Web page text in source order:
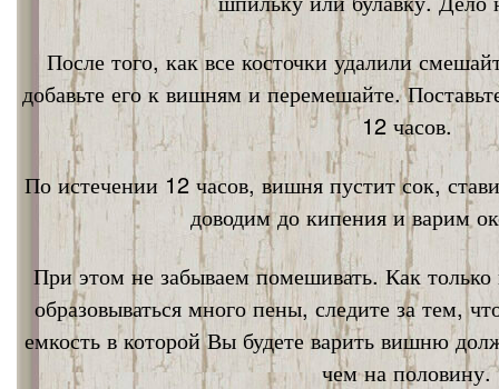
После того, как все косточки удалили
добавьте его к вишням и перемешайте.
12 часов.
По истечении 12 часов, вишня пустит сок,
доводим до кипения и варим
При этом не забываем помешивать. Как
образовываться много пены, следите за тем,
емкость в которой Вы будете варить вишню
чем на половину.